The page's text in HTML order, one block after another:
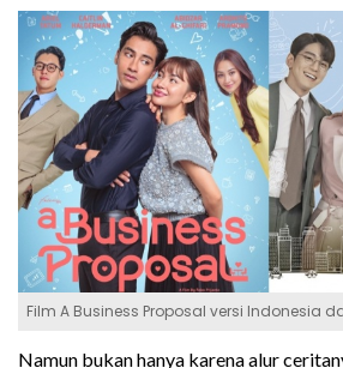
Film A Business Proposal versi Indonesia
Namun bukan hanya karena alur